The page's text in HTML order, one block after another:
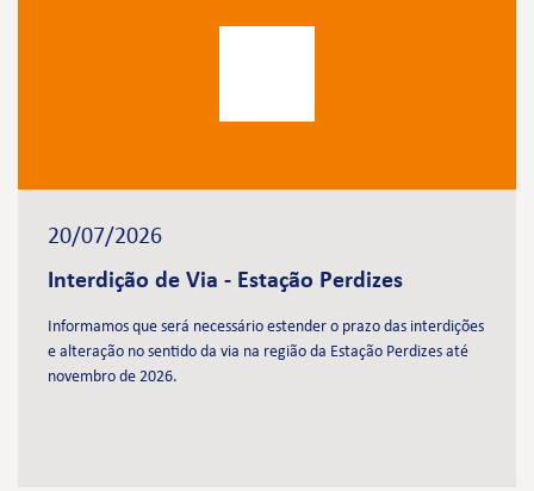
20/07/2026
Interdição de Via - Estação Perdizes
Informamos que será necessário estender o prazo das interdições
e alteração no sentido da via na região da Estação Perdizes até
novembro de 2026.